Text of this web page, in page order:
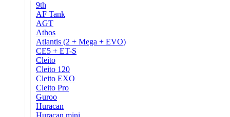
9th
AF Tank
AGT
Athos
Atlantis (2 + Mega + EVO)
CE5 + ET-S
Cleito
Cleito 120
Cleito EXO
Cleito Pro
Guroo
Huracan
Huracan mini